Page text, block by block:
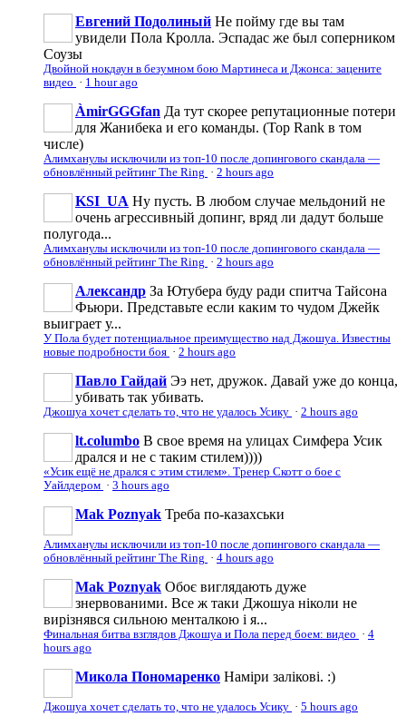
Евгений Подолиный Не пойму где вы там
увидели Пола Кролла. Эспадас же был соперником
Соузы
Двойной нокдаун в безумном бою Мартинеса и Джонса: зацените
видео · 1 hour ago
ÀmirGGGfan Да тут скорее репутационные потери
для Жанибека и его команды. (Top Rank в том
числе)
Алимханулы исключили из топ-10 после допингового скандала —
обновлённый рейтинг The Ring · 2 hours ago
KSI_UA Ну пусть. В любом случае мельдоний не
очень агрессивньій допинг, вряд ли дадут больше
полугода...
Алимханулы исключили из топ-10 после допингового скандала —
обновлённый рейтинг The Ring · 2 hours ago
Александр За Ютубера буду ради спитча Тайсона
Фьюри. Представьте если каким то чудом Джейк
выиграет у...
У Пола будет потенциальное преимущество над Джошуа. Известны
новые подробности боя · 2 hours ago
Павло Гайдай Ээ нет, дружок. Давай уже до конца,
убивать так убивать.
Джошуа хочет сделать то, что не удалось Усику · 2 hours ago
lt.columbo В свое время на улицах Симфера Усик
дрался и не с таким стилем))))
«Усик ещё не дрался с этим стилем». Тренер Скотт о бое с
Уайлдером · 3 hours ago
Mak Poznyak Треба по-казахськи
Алимханулы исключили из топ-10 после допингового скандала —
обновлённый рейтинг The Ring · 4 hours ago
Mak Poznyak Обоє виглядають дуже
знервованими. Все ж таки Джошуа ніколи не
вирізнявся сильною менталкою і я...
Финальная битва взглядов Джошуа и Пола перед боем: видео · 4
hours ago
Микола Пономаренко Наміри залікові. :)
Джошуа хочет сделать то, что не удалось Усику · 5 hours ago